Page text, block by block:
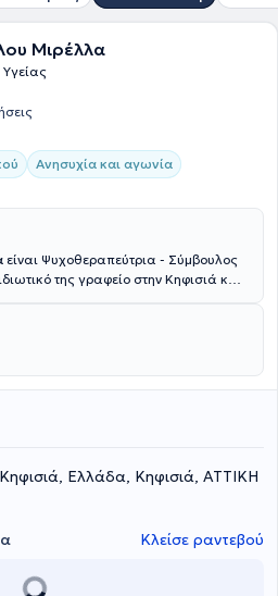
Μιρέλλα
Ανησυχία και αγωνία
είναι Ψυχοθεραπεύτρια - Σύμβουλος
της γραφείο στην Κηφισιά και
Έχει θητεύσει στην Α' Ψυχιατρική
ενώ στο ιδιωτικό της γραφείο
έχοντας πάντα στο επίκεντρο
των εξατομικευμένων αναγκών
Ελλάδα, Κηφισιά, ΑΤΤΙΚΗ
Κλείσε ραντεβού